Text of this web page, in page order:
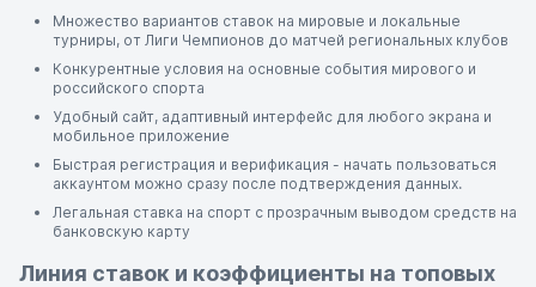
Множество вариантов ставок на мировые и локальные
турниры, от Лиги Чемпионов до матчей региональных клубов
Конкурентные условия на основные события мирового и
российского спорта
Удобный сайт, адаптивный интерфейс для любого экрана и
мобильное приложение
Быстрая регистрация и верификация - начать пользоваться
аккаунтом можно сразу после подтверждения данных.
Легальная ставка на спорт с прозрачным выводом средств на
банковскую карту
Линия ставок и коэффициенты на топовых